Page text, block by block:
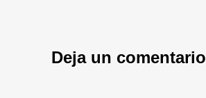
Deja un comentario